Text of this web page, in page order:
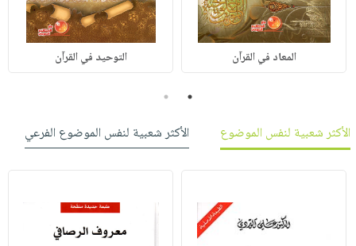
المعاد في القرآن التوحيد في القرآن
1
2
الأكثر شعبية لنفس الموضوع
الأكثر شعبية لنفس الموضوع الفرعي